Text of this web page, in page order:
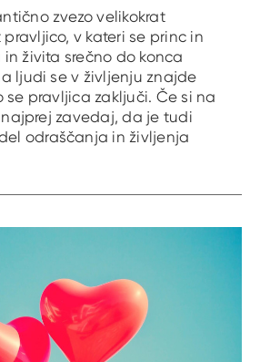
zvezo velikokrat
v kateri se princ in
živita srečno do konca
ljudi se v življenju znajde
se pravljica zaključi. Če si na
zavedaj, da je tudi
odraščanja in življenja